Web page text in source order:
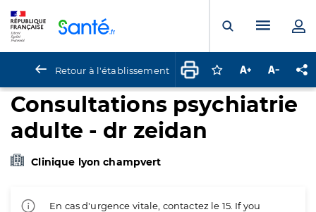
Ouvrir laMenu
Retour à l'établissement Connectez-vous
Augmenter la
Consultations psychiatrie
adulte - dr zeidan
Clinique lyon champvert
En cas d'urgence vitale, contactez le 15. If you